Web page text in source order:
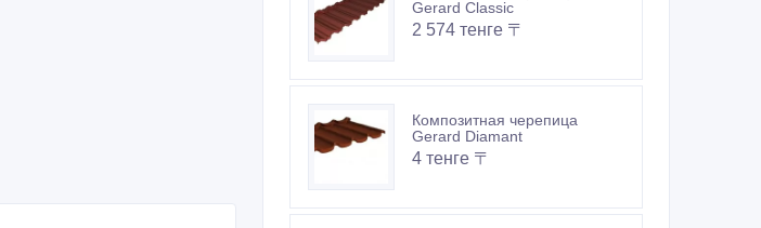
Gerard Classic
2 574 тенге 〒
Композитная черепица
Gerard Diamant
4 тенге 〒